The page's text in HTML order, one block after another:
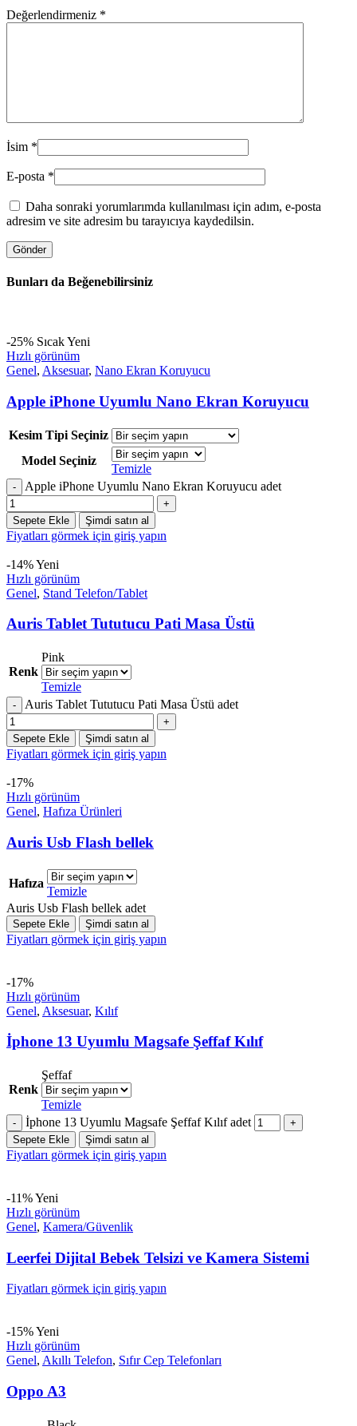
Değerlendirmeniz *
İsim *
E-posta *
Daha sonraki yorumlarımda kullanılması için adım, e-posta
adresim ve site adresim bu tarayıcıya kaydedilsin.
Bunları da Beğenebilirsiniz
-25% SıcakYeni
Hızlı görünüm
Genel, Aksesuar, Nano Ekran Koruyucu
Apple iPhone Uyumlu Nano Ekran Koruyucu
Kesim Tipi Seçiniz
Model Seçiniz
Temizle
Apple iPhone Uyumlu Nano Ekran Koruyucu adet
Sepete Ekle Şimdi satın al
Fiyatları görmek için giriş yapın
-14%Yeni
Hızlı görünüm
Genel, Stand Telefon/Tablet
Auris Tablet Tututucu Pati Masa Üstü
Renk
Pink
Temizle
Auris Tablet Tututucu Pati Masa Üstü adet
Sepete Ekle Şimdi satın al
Fiyatları görmek için giriş yapın
-17%
Hızlı görünüm
Genel, Hafıza Ürünleri
Auris Usb Flash bellek
Hafıza
Temizle
Auris Usb Flash bellek adet
Sepete Ekle Şimdi satın al
Fiyatları görmek için giriş yapın
-17%
Hızlı görünüm
Genel, Aksesuar, Kılıf
İphone 13 Uyumlu Magsafe Şeffaf Kılıf
Renk
Şeffaf
Temizle
İphone 13 Uyumlu Magsafe Şeffaf Kılıf adet
Sepete Ekle Şimdi satın al
Fiyatları görmek için giriş yapın
-11%Yeni
Hızlı görünüm
Genel, Kamera/Güvenlik
Leerfei Dijital Bebek Telsizi ve Kamera Sistemi
Fiyatları görmek için giriş yapın
-15%Yeni
Hızlı görünüm
Genel, Akıllı Telefon, Sıfır Cep Telefonları
Oppo A3